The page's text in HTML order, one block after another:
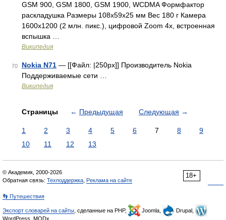
GSM 900, GSM 1800, GSM 1900, WCDMA Формфактор
раскладушка Размеры 108x59x25 мм Вес 180 г Камера
1600x1200 (2 млн. пикс.), цифровой Zoom 4x, встроенная
вспышка …
Википедия
70 Nokia N71 — [[Файл: |250px]] Производитель Nokia
Поддерживаемые сети …
Википедия
Страницы ← Предыдущая Следующая →
1 2 3 4 5 6 7 8
9
10
11 12 13
18+
© Академик, 2000-2026
Обратная связь: Техподдержка Реклама на сайте
👣 Путешествия
Экспорт словарей на сайты , сделанные на PHP, Joomla,
Drupal,
WordPress, MODx.